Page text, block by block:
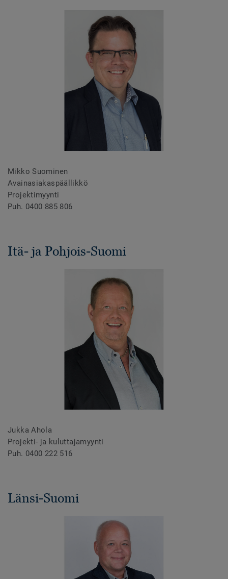
Mikko Suominen
Avainasiakaspäällikkö
Projektimyynti
Puh. 0400 885 806
Itä- ja Pohjois-Suomi
Jukka Ahola
Projekti- ja kuluttajamyynti
Puh. 0400 222 516
Länsi-Suomi